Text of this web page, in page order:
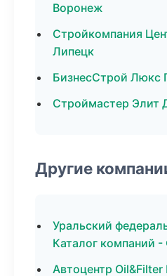
Воронеж
Стройкомпания
Липецк
БизнесСтрой Люкс
Строймастер Элит
Другие
Уральский
Каталог компаний
Автоцентр